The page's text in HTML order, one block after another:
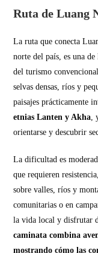
Ruta de Luang
La ruta que conecta
norte del país, es una de
del turismo
selvas densas, ríos y
paisajes prácticamente
etnias Lanten y Akha
orientarse y descubrir
La dificultad es
que requieren
sobre valles, ríos y
comunitarias o en
la vida local y disfrutar
caminata combina
mostrando cómo las